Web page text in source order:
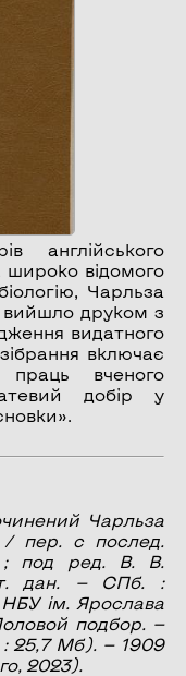
англійського
широко відомого
Чарльза
вийшло друком з
видатного
включає
вченого
добір у
Чарльза
/ пер. с послед.
; под ред. В. В.
дан. — СПб. :
ім. Ярослава
подбор. —
: 25,7 Мб). — 1909
2023).